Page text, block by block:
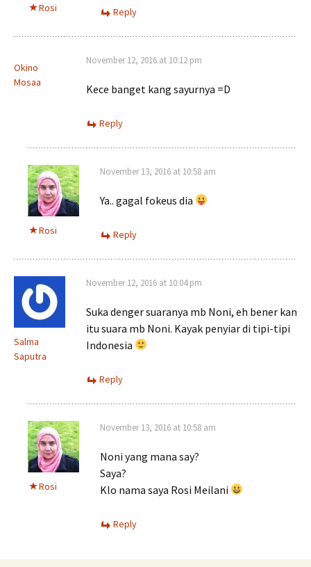
Rosi Reply
Okino
Mosaa
November 12, 2016 at 10:12 pm
Kece banget kang sayurnya =D
Reply
Rosi
November 13, 2016 at 10:58 am
Ya.. gagal fokeus dia
Reply
Salma
Saputra
November 12, 2016 at 10:04 pm
Suka denger suaranya mb Noni, eh bener kan
itu suara mb Noni. Kayak penyiar di tipi-tipi
Indonesia
Reply
Rosi
November 13, 2016 at 10:58 am
Noni yang mana say?
Saya?
Klo nama saya Rosi Meilani
Reply